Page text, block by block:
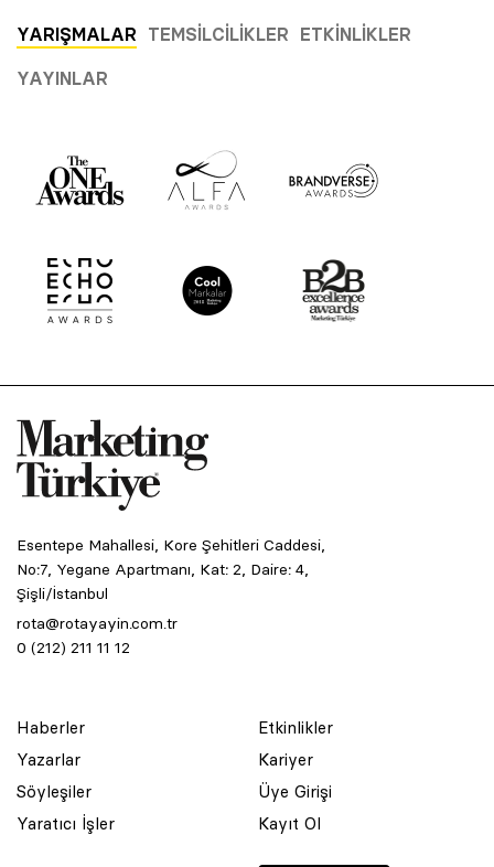
YARIŞMALAR TEMSILCILIKLER ETKINLIKLER
YAYINLAR
Esentepe Mahallesi, Kore Şehitleri Caddesi,
No:7, Yegane Apartmanı, Kat: 2, Daire: 4,
Şişli/İstanbul
rota@rotayayin.com.tr
0 (212) 211 11 12
Haberler
Yazarlar
Söyleşiler
Yaratıcı İşler
Etkinlikler
Kariyer
Üye Girişi
Kayıt Ol